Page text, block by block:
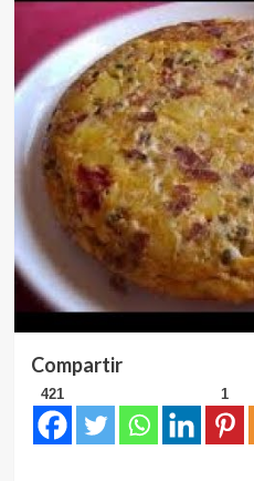
Compartir
421 1